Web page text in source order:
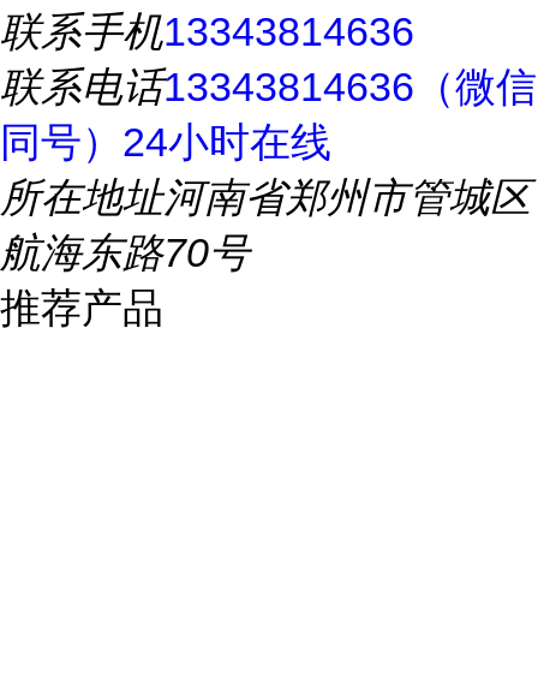
联系手机13343814636
联系电话13343814636（微信
同号）24小时在线
所在地址河南省郑州市管城区
航海东路70号
推荐产品